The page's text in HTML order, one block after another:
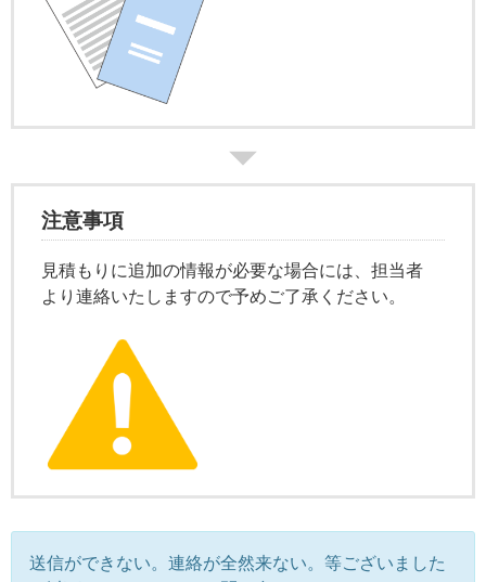
注意事項
見積もりに追加の情報が必要な場合には、担当者
より連絡いたしますので予めご了承ください。
送信ができない。連絡が全然来ない。等ございました